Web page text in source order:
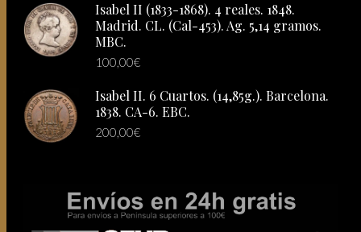
Isabel II (1833-1868). 4 reales. 1848.
Madrid. CL. (Cal-453). Ag. 5,14 gramos.
MBC.
100,00€
Isabel II. 6 Cuartos. (14,85g.). Barcelona.
1838. CA-6. EBC.
200,00€